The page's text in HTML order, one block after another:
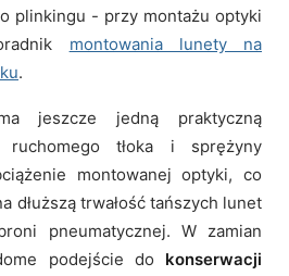
plinkingu - przy montażu optyki
montowania lunety na
.
jeszcze jedną praktyczną
ruchomego tłoka i sprężyny
montowanej optyki, co
dłuższą trwałość tańszych lunet
pneumatycznej. W zamian
podejście do konserwacji